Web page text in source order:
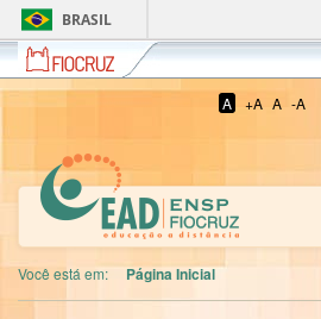
BRASIL
Fiocruz
A +A A -A
Você está em: Página Inicial